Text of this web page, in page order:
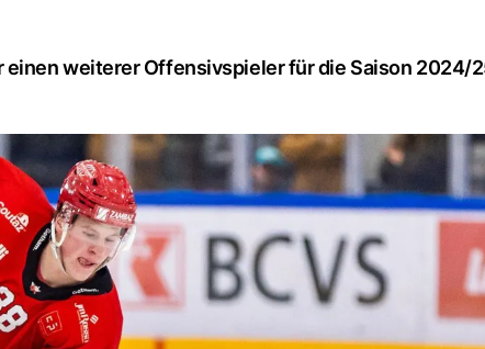
weiterer Offensivspieler für die Saison 2024/